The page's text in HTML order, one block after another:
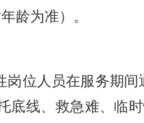
龄为准）。
岗位人员在服务期
底线、救急难、临